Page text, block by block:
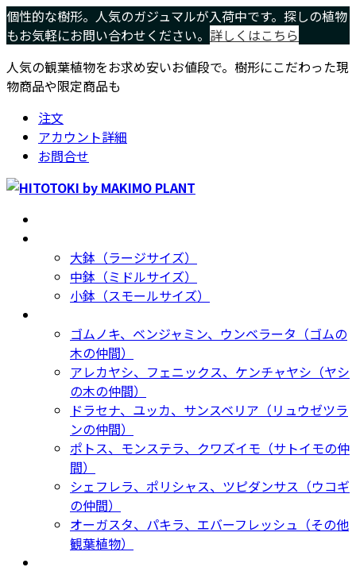
コ
ン
ン
ツ
プ
ナ
ビ
ー
シ
動
個性的な樹形。人気のガジュマルが入荷中です。探しの植物
もお気軽にお問い合わせください。 詳しくはこちら
人気の観葉植物をお求め安いお値段で。樹形にこだわった現
物商品や限定商品も
注文
アカウント詳細
お問合せ
大鉢（ラージサイズ）
中鉢（ミドルサイズ）
小鉢（スモールサイズ）
ゴムノキ、ベンジャミン、ウンベラータ（ゴムの
木の仲間）
アレカヤシ、フェニックス、ケンチャヤシ（ヤシ
の木の仲間）
ドラセナ、ユッカ、サンスベリア（リュウゼツラ
ンの仲間）
ポトス、モンステラ、クワズイモ（サトイモの仲
間）
シェフレラ、ポリシャス、ツピダンサス（ウコギ
の仲間）
オーガスタ、パキラ、エバーフレッシュ（その他
観葉植物）